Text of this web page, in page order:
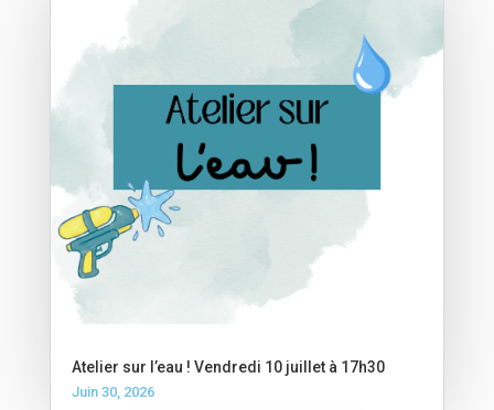
Atelier sur l’eau ! Vendredi 10 juillet à 17h30
Juin 30, 2026